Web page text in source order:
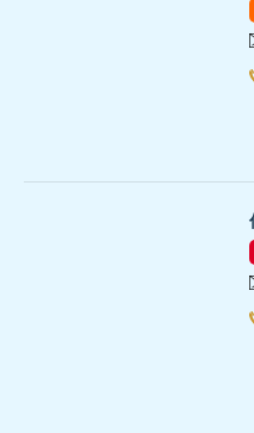
■査定から引渡しまでの期
・売却相場の調査から媒
狭山不動産では、多種多様
・「一括査定」では、依
・査定前の修理は不動産会
売却無
売却の